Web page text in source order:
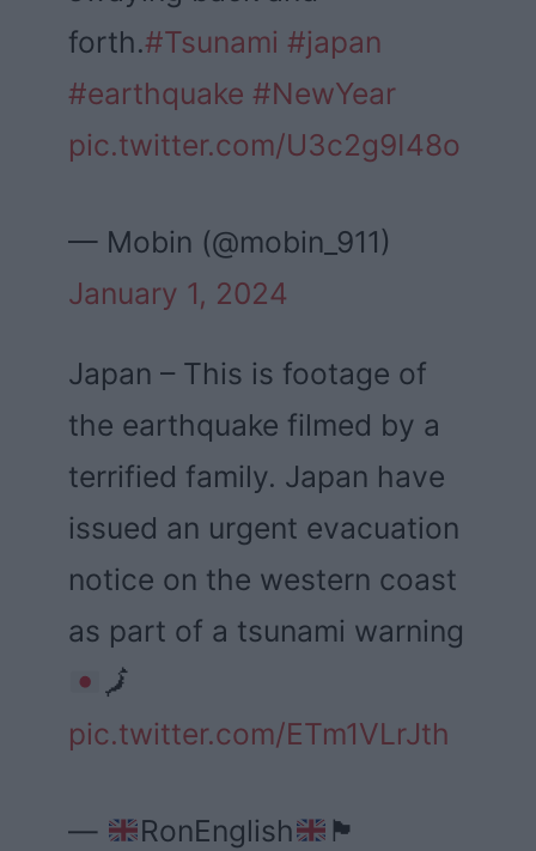
forth.#Tsunami #japan
#earthquake #NewYear
pic.twitter.com/U3c2g9I48o
— Mobin (@mobin_911)
January 1, 2024
Japan – This is footage of
the earthquake filmed by a
terrified family. Japan have
issued an urgent evacuation
notice on the western coast
as part of a tsunami warning
🗾
pic.twitter.com/ETm1VLrJth
— RonEnglish
🏴󠁧󠁢󠁥󠁮󠁧󠁿